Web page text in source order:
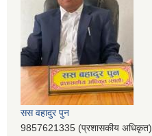
सस वहादुर पुन
9857621335 (प्रशासकीय अधिकृत)